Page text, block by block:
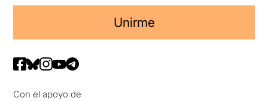
Unirme
Con el apoyo de